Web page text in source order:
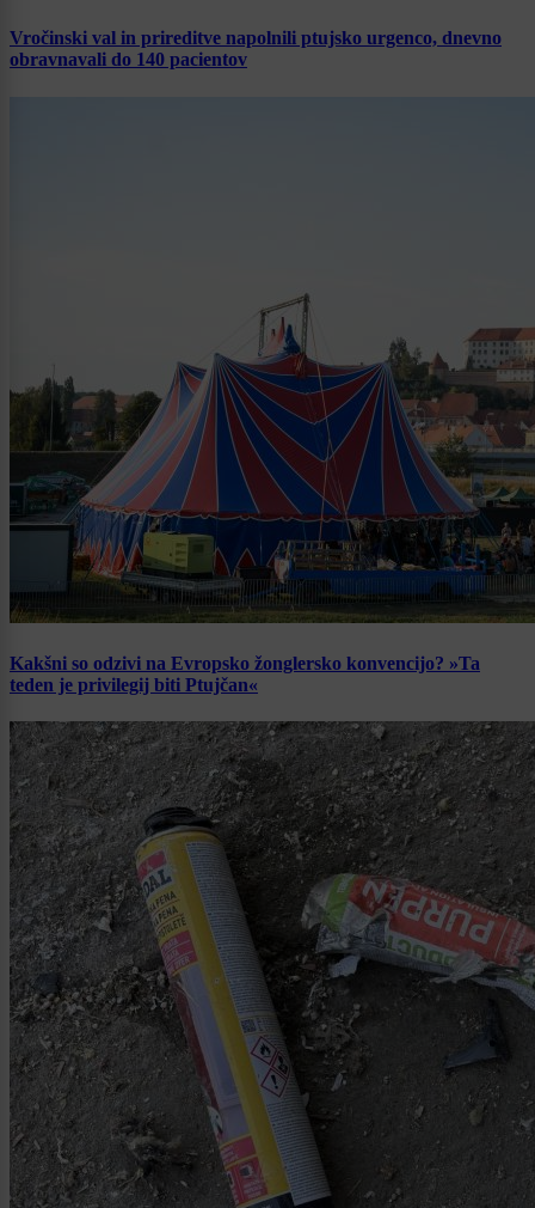
Vročinski val in prireditve napolnili ptujsko urgenco, dnevno
obravnavali do 140 pacientov
Kakšni so odzivi na Evropsko žonglersko konvencijo? »Ta
teden je privilegij biti Ptujčan«